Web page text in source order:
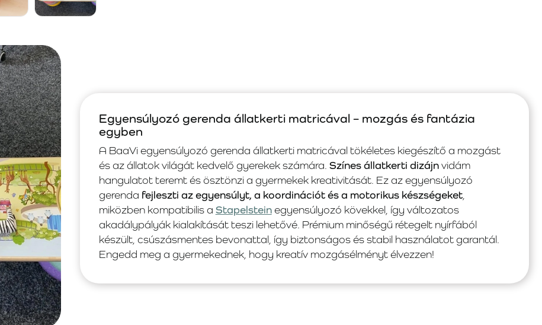
Egyensúlyozó gerenda állatkerti matricával – mozgás és fantázia
egyben
A BaaVi egyensúlyozó gerenda állatkerti matricával tökéletes kiegészítő a mozgást
és az állatok világát kedvelő gyerekek számára. Színes állatkerti dizájnvidám
hangulatot teremt és ösztönzi a gyermekek kreativitását. Ez az egyensúlyozó
gerenda fejleszti az egyensúlyt, a koordinációt és a motorikus készségeket,
miközben kompatibilis a Stapelsteinegyensúlyozó kövekkel, így változatos
akadálypályák kialakítását teszi lehetővé. Prémium minőségű rétegelt nyírfából
készült, csúszásmentes bevonattal, így biztonságos és stabil használatot garantál.
Engedd meg a gyermekednek, hogy kreatív mozgásélményt élvezzen!